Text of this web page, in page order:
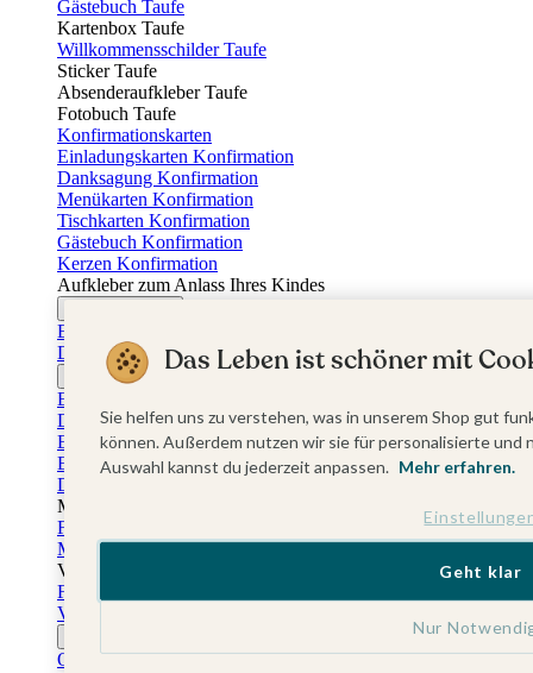
Gästebuch Taufe
Kartenbox Taufe
Willkommensschilder Taufe
Sticker Taufe
Absenderaufkleber Taufe
Fotobuch Taufe
Konfirmationskarten
Einladungskarten Konfirmation
Danksagung Konfirmation
Menükarten Konfirmation
Tischkarten Konfirmation
Gästebuch Konfirmation
Kerzen Konfirmation
Aufkleber zum Anlass Ihres Kindes
Einladungskarten Firmung
Dankeskarten Firmung
Jugendweihekarten
Einladungskarten Jugendweihe
Dankeskarten Jugendweihe
Einschulungskarten
Einladungskarten Einschulung
Danksagung Einschulung
Muttertag
Fotogeschenke Muttertag
Muttertagskarten
Vatertag
Fotogeschenke Vatertag
Vatertagskarten
Osterkarten
Das Leben ist schöner mit
Sie helfen uns zu verstehen, was in unserem Shop gut
können. Außerdem nutzen wir sie für personalisierte
Auswahl kannst du jederzeit anpassen. Mehr erfahren.
Nur
Geht klar